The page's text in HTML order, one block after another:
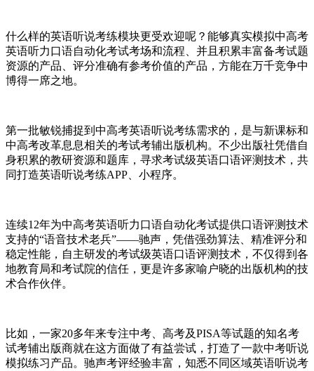
什么样的英语听说考练模块更受欢迎呢？能够真实模拟中高考
英语听力口语自动化考试考场和流程、并且积累丰富备考试题
资源的产品、评分准确有参考价值的产品，方能在万千竞争中
博得一席之地。
第一批敏锐捕捉到中高考英语听说考练需求的，是与新课标和
中高考改革息息相关的考试考辅出版机构。不少出版社凭借自
身积累的教研资源和题库，寻求考试级英语口语评测技术，共
同打造英语听说考练APP、小程序。
连续12年为中高考英语听力口语自动化考试提供口语评测技术
支持的“语音技术老兵”——驰声，凭借强劲算法、精准评分和
稳定性能，自主研发的考试级英语口语评测技术，不仅得到各
地教育局和考试院的信任，更是许多家喻户晓的出版机构的技
术合作伙伴。
比如，一家20多年来专注中考、高考及PISA等试题的知名考
试考辅出版商就在这方面做了有益尝试，打造了一款中考听说
模拟练习产品。驰声考评经验丰富，知悉不同区域英语听说考